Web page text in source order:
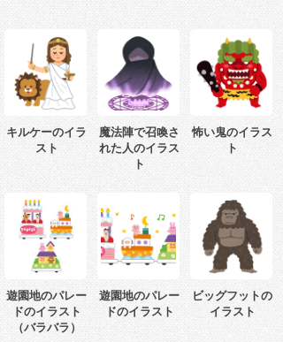
キルケーのイラ
スト
魔法陣で召喚さ
れた人のイラス
ト
怖い鬼のイラス
ト
遊園地のパレー
ドのイラスト
（バラバラ）
遊園地のパレー
ドのイラスト
ビッグフットの
イラスト